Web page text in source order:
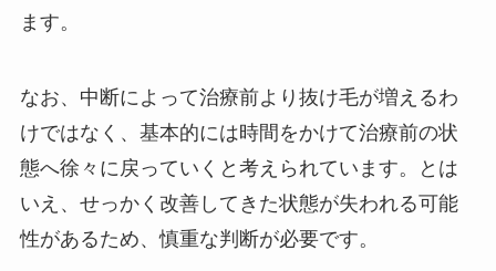
ます。
なお、中断によって治療前より抜け毛が増えるわ
けではなく、基本的には時間をかけて治療前の状
態へ徐々に戻っていくと考えられています。とは
いえ、せっかく改善してきた状態が失われる可能
性があるため、慎重な判断が必要です。